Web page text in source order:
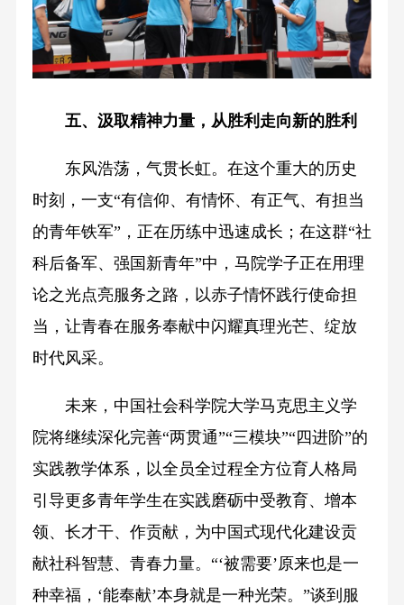
五、汲取精神力量，从胜利走向新的胜利
东风浩荡，气贯长虹。在这个重大的历史
时刻，一支“有信仰、有情怀、有正气、有担当
的青年铁军”，正在历练中迅速成长；在这群“社
科后备军、强国新青年”中，马院学子正在用理
论之光点亮服务之路，以赤子情怀践行使命担
当，让青春在服务奉献中闪耀真理光芒、绽放
时代风采。
未来，中国社会科学院大学马克思主义学
院将继续深化完善“两贯通”“三模块”“四进阶”的
实践教学体系，以全员全过程全方位育人格局
引导更多青年学生在实践磨砺中受教育、增本
领、长才干、作贡献，为中国式现代化建设贡
献社科智慧、青春力量。“‘被需要’原来也是一
种幸福，‘能奉献’本身就是一种光荣。”谈到服